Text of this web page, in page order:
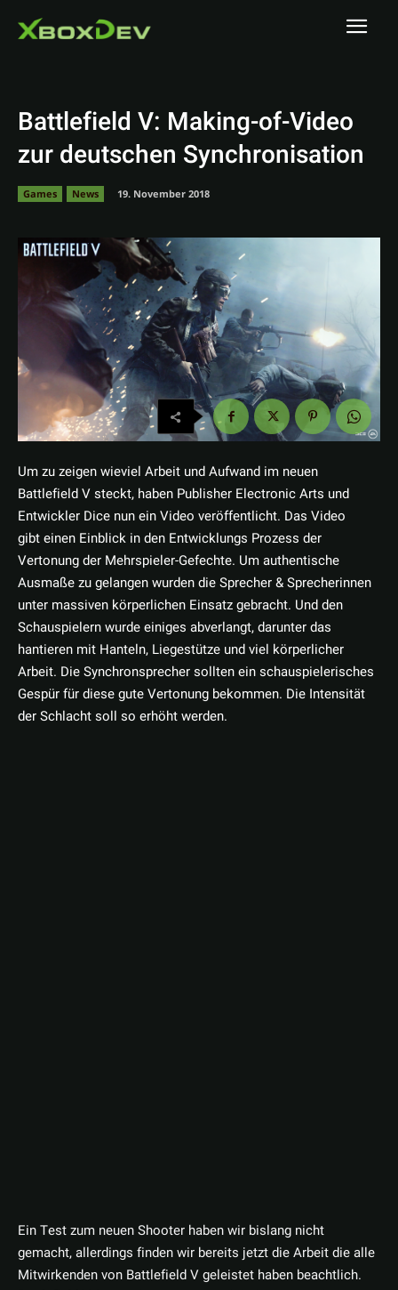
Battlefield V: Making-of-Video
zur deutschen Synchronisation
Games News 19. November 2018
Um zu zeigen wieviel Arbeit und Aufwand im neuen
Battlefield V steckt, haben Publisher Electronic Arts und
Entwickler Dice nun ein Video veröffentlicht. Das Video
gibt einen Einblick in den Entwicklungs Prozess der
Vertonung der Mehrspieler-Gefechte. Um authentische
Ausmaße zu gelangen wurden die Sprecher & Sprecherinnen
unter massiven körperlichen Einsatz gebracht. Und den
Schauspielern wurde einiges abverlangt, darunter das
hantieren mit Hanteln, Liegestütze und viel körperlicher
Arbeit. Die Synchronsprecher sollten ein schauspielerisches
Gespür für diese gute Vertonung bekommen. Die Intensität
der Schlacht soll so erhöht werden.
Ein Test zum neuen Shooter haben wir bislang nicht
gemacht, allerdings finden wir bereits jetzt die Arbeit die alle
Mitwirkenden von Battlefield V geleistet haben beachtlich.